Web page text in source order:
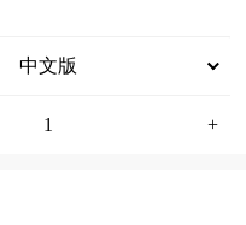
中文版
+